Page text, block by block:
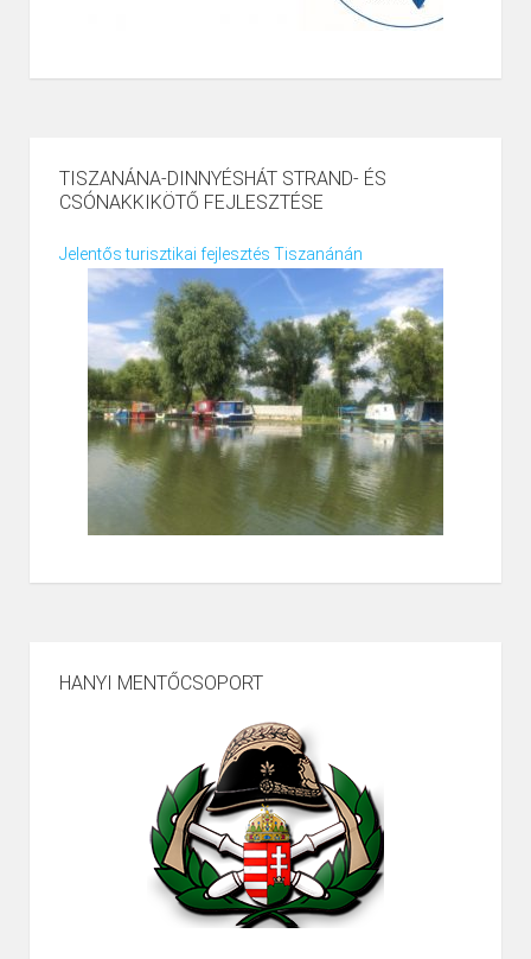
TISZANÁNA-DINNYÉSHÁT STRAND- ÉS
CSÓNAKKIKÖTŐ FEJLESZTÉSE
Jelentős turisztikai fejlesztés Tiszanánán
HANYI MENTŐCSOPORT